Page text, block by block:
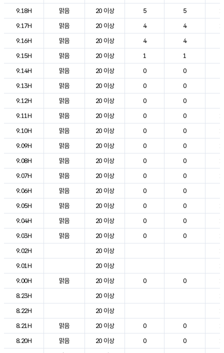
9.18H
맑음 20 이상 5 5
9.17H
맑음 20 이상 4 4
9.16H
맑음 20 이상 4 4
9.15H
맑음 20 이상 1 1
9.14H
맑음 20 이상 0 0
9.13H
맑음 20 이상 0 0
9.12H
맑음 20 이상 0 0
9.11H
맑음 20 이상 0 0
9.10H
맑음 20 이상 0 0
9.09H
맑음 20 이상 0 0
9.08H
맑음 20 이상 0 0
9.07H
맑음 20 이상 0 0
9.06H
맑음 20 이상 0 0
9.05H
맑음 20 이상 0 0
9.04H
맑음 20 이상 0 0
9.03H
맑음 20 이상 0 0
9.02H
20 이상
9.01H
20 이상
9.00H
맑음 20 이상 0 0
8.23H
20 이상
8.22H
20 이상
8.21H
맑음 20 이상 0 0
8.20H
맑음 20 이상 0 0